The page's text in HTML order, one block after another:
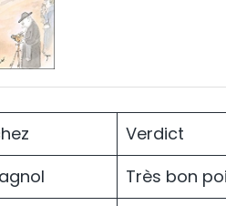
Verdict
Très bon